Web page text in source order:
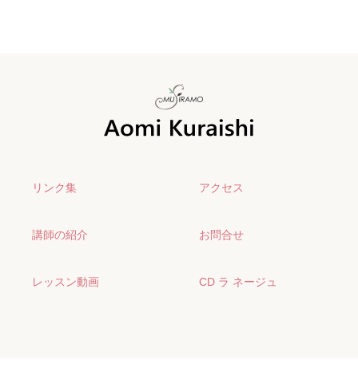
リンク集 アクセス
講師の紹介 お問合せ
レッスン動画 CD ラ ネージュ